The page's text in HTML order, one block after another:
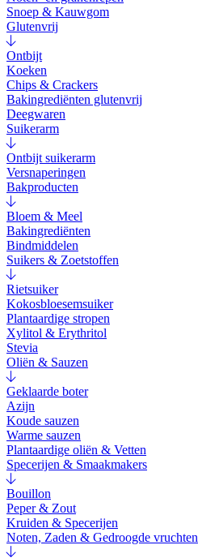
Snoep & Kauwgom
Glutenvrij
Ontbijt
Koeken
Chips & Crackers
Bakingrediënten glutenvrij
Deegwaren
Suikerarm
Ontbijt suikerarm
Versnaperingen
Bakproducten
Bloem & Meel
Bakingrediënten
Bindmiddelen
Suikers & Zoetstoffen
Rietsuiker
Kokosbloesemsuiker
Plantaardige stropen
Xylitol & Erythritol
Stevia
Oliën & Sauzen
Geklaarde boter
Azijn
Koude sauzen
Warme sauzen
Plantaardige oliën & Vetten
Specerijen & Smaakmakers
Bouillon
Peper & Zout
Kruiden & Specerijen
Noten, Zaden & Gedroogde vruchten